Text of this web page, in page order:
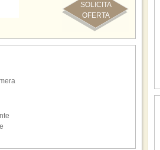
SOLICITA
OFERTA